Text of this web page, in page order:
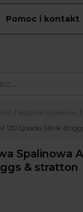
Pomoc i kontakt
...Kosiarki Bijakowe
120 Quada Silnik
Spalinowa
& stratton